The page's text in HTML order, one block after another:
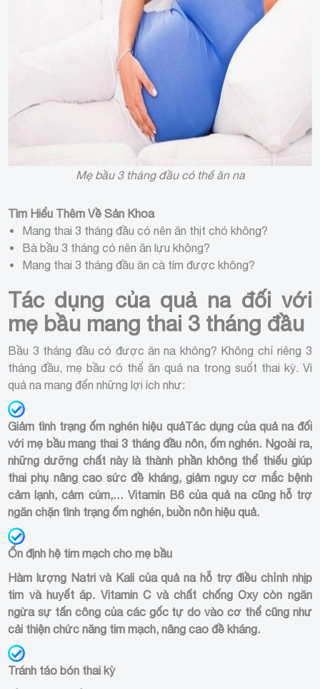
Mẹ bầu 3 tháng đầu có thể ăn na
Tìm Hiểu Thêm Về Sản Khoa
Mang thai 3 tháng đầu có nên ăn thịt chó không?
Bà bầu 3 tháng có nên ăn lựu không?
Mang thai 3 tháng đầu ăn cà tím được không?
Tác dụng của quả na đối với
mẹ bầu mang thai 3 tháng đầu
Bầu 3 tháng đầu có được ăn na không? Không chỉ riêng 3
tháng đầu, mẹ bầu có thể ăn quả na trong suốt thai kỳ. Vì
quả na mang đến những lợi ích như:
Giảm tình trạng ốm nghén hiệu quảTác dụng của quả na đối
với mẹ bầu mang thai 3 tháng đầu nôn, ốm nghén. Ngoài ra,
những dưỡng chất này là thành phần không thể thiếu giúp
thai phụ nâng cao sức đề kháng, giảm nguy cơ mắc bệnh
cảm lạnh, cảm cúm,… Vitamin B6 của quả na cũng hỗ trợ
ngăn chặn tình trạng ốm nghén, buồn nôn hiệu quả.
Ổn định hệ tim mạch cho mẹ bầu
Hàm lượng Natri và Kali của quả na hỗ trợ điều chỉnh nhịp
tim và huyết áp. Vitamin C và chất chống Oxy còn ngăn
ngừa sự tấn công của các gốc tự do vào cơ thể cũng như
cải thiện chức năng tim mạch, nâng cao đề kháng.
Tránh táo bón thai kỳ